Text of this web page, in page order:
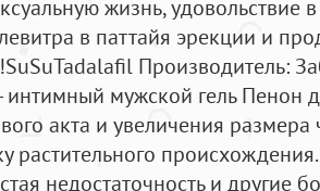
жизнь, удовольствие
в паттайя эрекции и
Производитель:
интимный мужской гель Пенон
акта и увеличения размера
растительного
недостаточность и другие